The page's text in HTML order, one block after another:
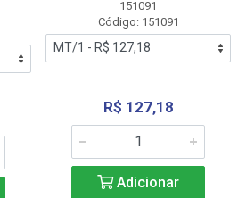
151091
Código: 151091
R$ 127,18
Adicionar